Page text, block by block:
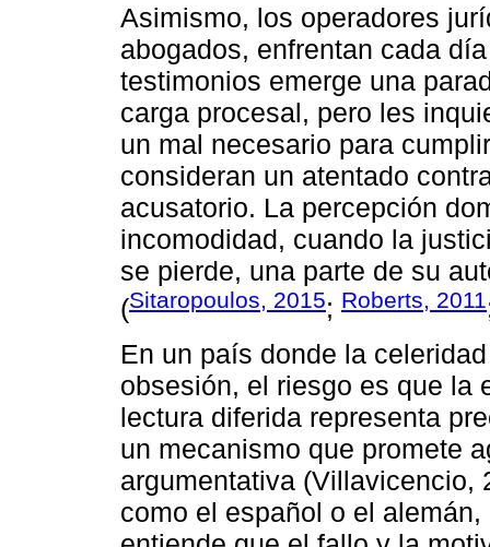
Asimismo, los operadores
abogados, enfrentan cada
testimonios emerge una
carga procesal, pero les
un mal necesario para
consideran un atentado
acusatorio. La percepción
incomodidad, cuando la
se pierde, una parte de su
(Sitaropoulos, 2015; Roberts, 2011
En un país donde la
obsesión, el riesgo es que la
lectura diferida representa
un mecanismo que promete
argumentativa (Villavicencio,
como el español o el